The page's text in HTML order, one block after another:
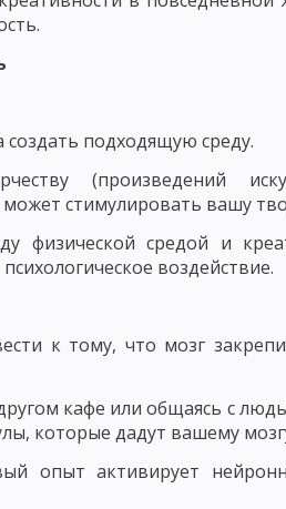
ПРОБЛЕМЫ И ОПРЕДЕЛЕНИЕ ЦЕЛИ
ФОРМУЛИРОВАННЫХ
РЕЗУЛЬТАТОВ ИССЛЕДОВАНИЯ И ИХ
ИНТЕРВЬЮ
ЭТАПЫ ПРОЦЕДУРЫ ОПРОСА
И ЕГО ОБЩАЯ ХАРАКТЕРИСТИКА
подходящую среду.
(произведений
стимулировать вашу
физической средой и
воздействие.
к тому, что мозг
кафе или общаясь с
которые дадут вашему
опыт активирует